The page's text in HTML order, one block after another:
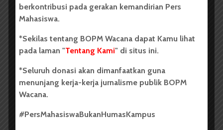
Sepeda Kampus
berkontribusi pada gerakan kemandirian Pers
Mahasiswa.
*Sekilas tentang BOPM Wacana dapat Kamu lihat
pada laman "Tentang Kami" di situs ini.
*Seluruh donasi akan dimanfaatkan guna
menunjang kerja-kerja jurnalisme publik BOPM
Wacana.
#PersMahasiswaBukanHumasKampus